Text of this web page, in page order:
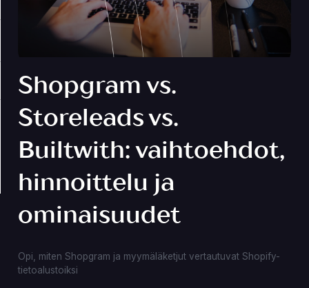
Shopgram vs.
Storeleads vs.
Builtwith: vaihtoehdot,
hinnoittelu ja
ominaisuudet
Opi, miten Shopgram ja myymäläketjut vertautuvat Shopify-
tietoalustoiksi